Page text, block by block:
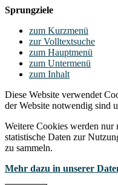
Sprungziele
zum Kurzmenü
zur Volltextsuche
zum Hauptmenü
zum Untermenü
zum Inhalt
Diese Website verwendet
der Website notwendig sind
Weitere Cookies werden
statistische Daten zur
zu sammeln.
Mehr dazu in unserer